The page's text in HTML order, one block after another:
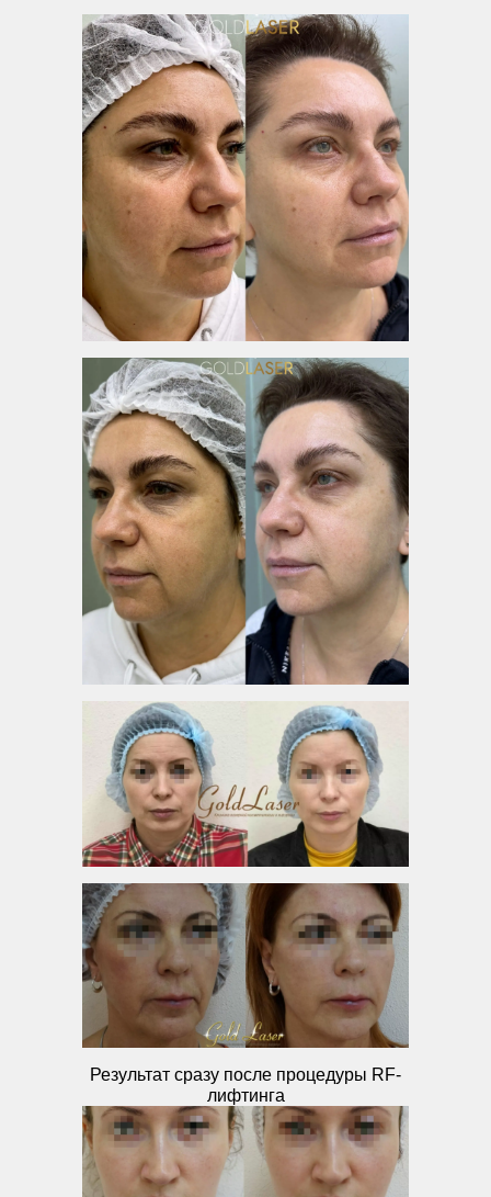
Результат сразу после процедуры RF-
лифтинга